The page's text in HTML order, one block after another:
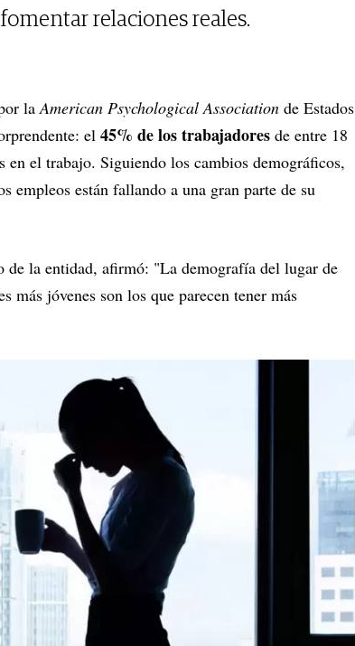
relaciones reales.
laAmerican Psychological Association de Estados
el 45% de los trabajadores de entre 18
en el trabajo. Siguiendo los cambios demográficos,
empleos están fallando a una gran parte de su
de la entidad, afirmó: "La demografía del lugar de
más jóvenes son los que parecen tener más